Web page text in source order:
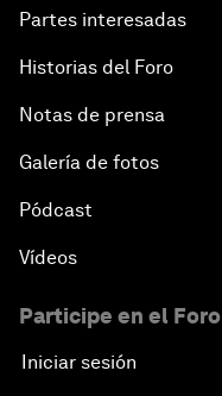
Partes interesadas
Historias del Foro
Notas de prensa
Galería de fotos
Pódcast
Vídeos
Participe en el Foro
Iniciar sesión